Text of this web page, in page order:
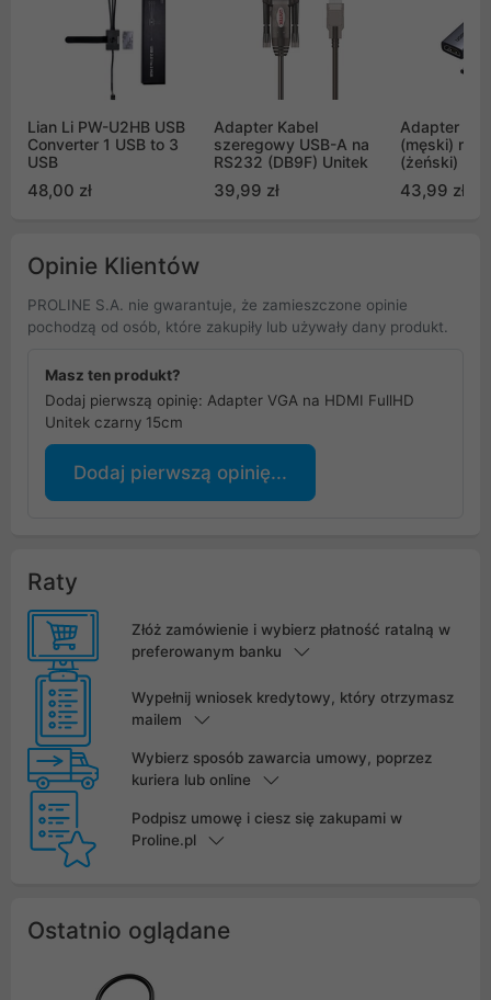
Lian Li PW-U2HB USB
Converter 1 USB to 3
USB
48,00 zł
Adapter Kabel
szeregowy USB-A na
RS232 (DB9F) Unitek
39,99 zł
Adapter
(męski) na
(żeński)
30Hz
- czarny
43,99 zł
Opinie Klientów
PROLINE S.A. nie gwarantuje, że zamieszczone opinie
pochodzą od osób, które zakupiły lub używały dany produkt.
Masz ten produkt?
Dodaj pierwszą opinię: Adapter VGA na HDMI FullHD
Unitek czarny 15cm
Dodaj pierwszą opinię...
Raty
Złóż zamówienie i wybierz płatność ratalną w
preferowanym banku
Wypełnij wniosek kredytowy, który otrzymasz
mailem
Wybierz sposób zawarcia umowy, poprzez
kuriera lub online
Podpisz umowę i ciesz się zakupami w
Proline.pl
Ostatnio oglądane